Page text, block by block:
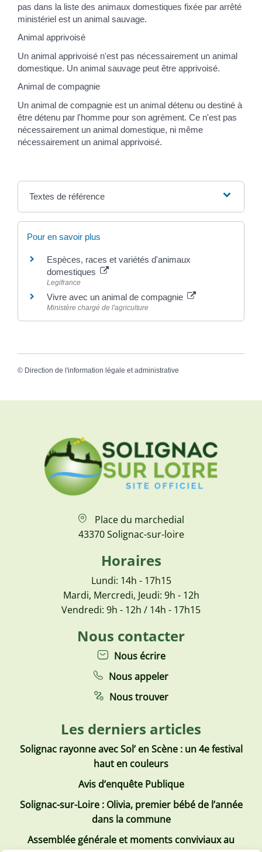
pas dans la liste des animaux domestiques fixée par arrêté
ministériel est un animal sauvage.
Animal apprivoisé
Un animal apprivoisé n'est pas nécessairement un animal
domestique. Un animal sauvage peut être apprivoisé.
Animal de compagnie
Un animal de compagnie est un animal détenu ou destiné à
être détenu par l'homme pour son agrément. Ce n'est pas
nécessairement un animal domestique, ni même
nécessairement un animal apprivoisé.
Textes de référence
Pour en savoir plus
Espèces, races et variétés d'animaux
domestiques
Legifrance
Vivre avec un animal de compagnie
Ministère chargé de l'agriculture
© Direction de l'information légale et administrative
Place du marchedial
43370 Solignac-sur-loire
Horaires
Lundi: 14h - 17h15
Mardi, Mercredi, Jeudi: 9h - 12h
Vendredi: 9h - 12h / 14h - 17h15
Nous contacter
Nous écrire
Nous appeler
Nous trouver
Les derniers articles
Solignac rayonne avec Sol’ en Scène : un 4e festival
haut en couleurs
Avis d’enquête Publique
Solignac-sur-Loire : Olivia, premier bébé de l’année
dans la commune
Assemblée générale et moments conviviaux au